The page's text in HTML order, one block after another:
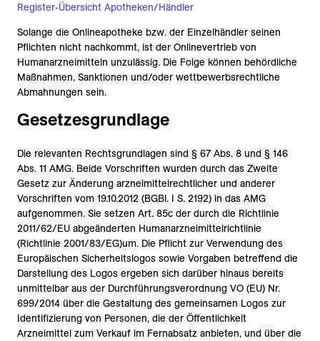
Register-Übersicht Apotheken/Händler
Solange die Onlineapotheke bzw. der Einzelhändler seinen
Pflichten nicht nachkommt, ist der Onlinevertrieb von
Humanarzneimitteln unzulässig. Die Folge können behördliche
Maßnahmen, Sanktionen und/oder wettbewerbsrechtliche
Abmahnungen sein.
Gesetzesgrundlage
Die relevanten Rechtsgrundlagen sind § 67 Abs. 8 und § 146
Abs. 11 AMG. Beide Vorschriften wurden durch das Zweite
Gesetz zur Änderung arzneimittelrechtlicher und anderer
Vorschriften vom 19.10.2012 (BGBl. I S. 2192) in das AMG
aufgenommen. Sie setzen Art. 85c der durch die Richtlinie
2011/62/EU abgeänderten Humanarzneimittelrichtlinie
(Richtlinie 2001/83/EG)um. Die Pflicht zur Verwendung des
Europäischen Sicherheitslogos sowie Vorgaben betreffend die
Darstellung des Logos ergeben sich darüber hinaus bereits
unmittelbar aus der Durchführungsverordnung VO (EU) Nr.
699/2014 über die Gestaltung des gemeinsamen Logos zur
Identifizierung von Personen, die der Öffentlichkeit
Arzneimittel zum Verkauf im Fernabsatz anbieten, und über die